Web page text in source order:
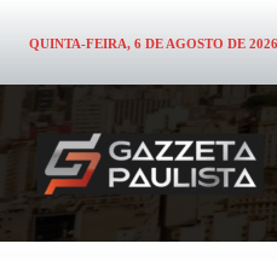
QUINTA-FEIRA, 6 DE AGOSTO DE 2026